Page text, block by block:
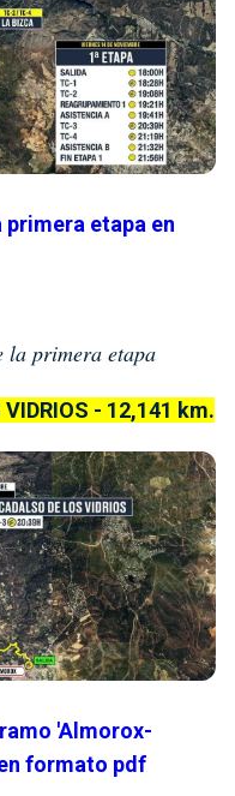
primera etapa en
la primera etapa
VIDRIOS - 12,141 km.
'Almorox-
formato pdf